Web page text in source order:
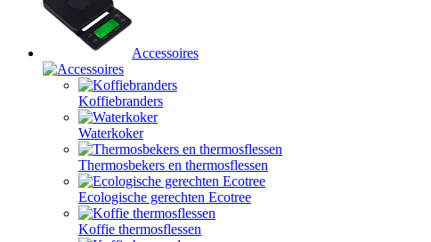
Accessoires
Koffiebranders
Waterkoker
Thermosbekers en thermosflessen
Ecologische gerechten Ecotree
Koffie thermosflessen